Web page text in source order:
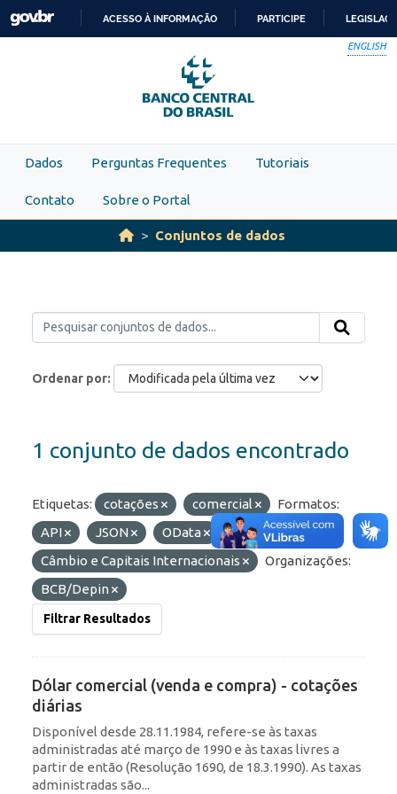
Skip to main content
PARA
O
CONTEÚDO
ACESSO À INFORMAÇÃO PARTICIPE
ENGLISH
Dados Perguntas Frequentes Tutoriais
Contato Sobre o Portal
Conjuntos de dados
Ordenar por
1 conjunto de dados encontrado
Etiquetas: cotações comercial
Formatos:
API
JSON OData
Grupos:
Câmbio e Capitais Internacionais
Organizações:
BCB/Depin
Filtrar Resultados
Dólar comercial (venda e compra) - cotações
diárias
Disponível desde 28.11.1984, refere-se às taxas
administradas até março de 1990 e às taxas livres a
partir de então (Resolução 1690, de 18.3.1990). As taxas
administradas são...